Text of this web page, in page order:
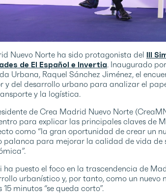
Nuevo Norte ha sido protagonista del III
de El Español e Invertia. Inaugurado
Urbana, Raquel Sánchez Jiménez, el
y del desarrollo urbano para analizar el
y la logística.
de Crea Madrid Nuevo Norte
para explicar las principales claves de
como “la gran oportunidad de crear un
palanca para mejorar la calidad de vida de
ha puesto el foco en la trascendencia de
urbanístico y, por tanto, como un
15 minutos “se queda corto”.